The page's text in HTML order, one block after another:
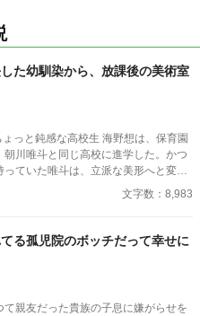
た幼馴染から、放課後の美術室
高校生 海野想は、保育園
川唯斗と同じ高校に進学した。かつ
ていた唯斗は、立派な美形へと変貌
る。 そんなある日、数学の補習を終
えに行くと、唯斗はひどく驚いた顔
なったので、ゆっくりではあります
４話の冒頭が消えておりましたので
文字数：8,983
る孤児院のボッチだって幸せに
親友だった貴族の子息に嫌がらせを